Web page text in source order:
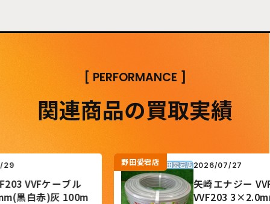
[ PERFORMANCE ]
関連商品の買取実績
VVFケーブル
白赤)灰 100m
野田愛宕店 2026/07/27
矢崎エナジー VVFケ
VVF203 3×2.0mm